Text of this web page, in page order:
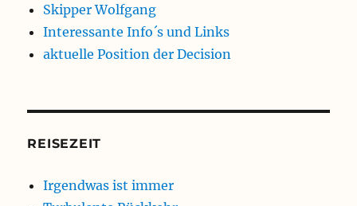
Skipper Wolfgang
Interessante Info´s und Links
aktuelle Position der Decision
REISEZEIT
Irgendwas ist immer